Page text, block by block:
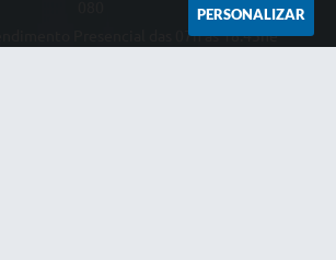
PERSONALIZAR
Presencial das 07h as 18:45he